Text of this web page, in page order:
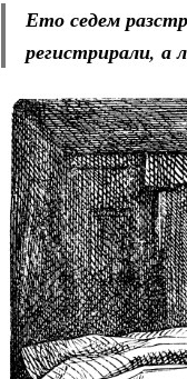
Ето седем
регистрирали, а